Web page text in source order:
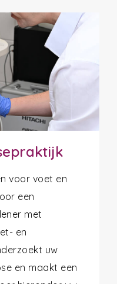
voor voet en
een
met
en
uw
en maakt een